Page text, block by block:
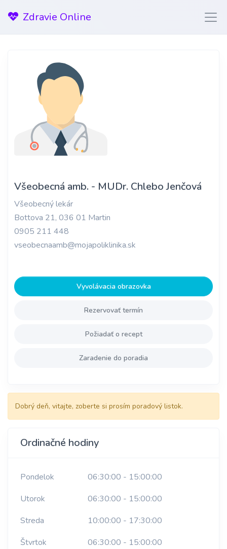
Zdravie Online
Všeobecná amb. - MUDr. Chlebo Jenčová
Všeobecný lekár
Bottova 21, 036 01 Martin
0905 211 448
vseobecnaamb@mojapoliklinika.sk
Vyvolávacia obrazovka
Rezervovať termín
Požiadať o recept
Zaradenie do poradia
Dobrý deň, vitajte, zoberte si prosím poradový listok.
Ordinačné hodiny
Pondelok
06:30:00 - 15:00:00
Utorok
06:30:00 - 15:00:00
Streda
10:00:00 - 17:30:00
Štvrtok
06:30:00 - 15:00:00